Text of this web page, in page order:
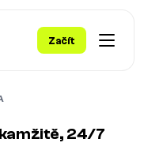
Začít
24/7